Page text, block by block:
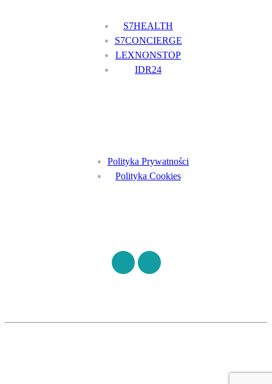
S7HEALTH
S7CONCIERGE
LEXNONSTOP
IDR24
Polityka Prywatności
Polityka Cookies